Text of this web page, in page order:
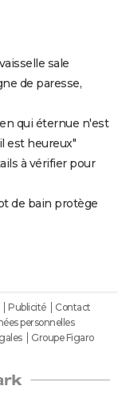
sale
de paresse,
qui éternue n'est
est heureux"
à vérifier pour
de bain protège
Publicité
Contact
personnelles
Groupe Figaro